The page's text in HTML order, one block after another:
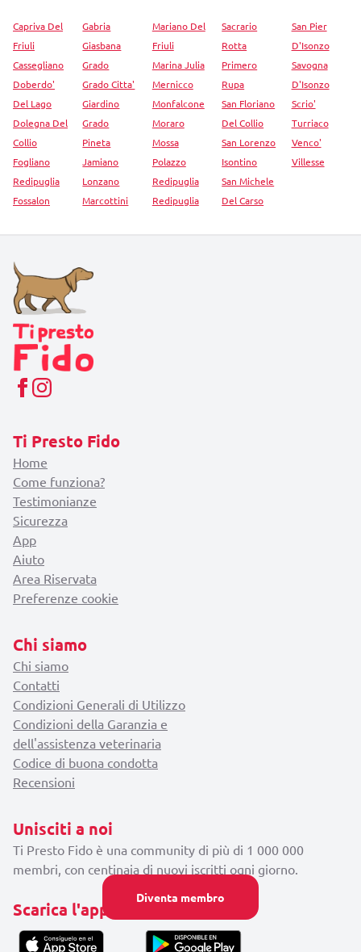
Diventa membro
Capriva Del
Friuli
Cassegliano
Doberdo'
Del Lago
Dolegna Del
Collio
Fogliano
Redipuglia
Fossalon
Gabria
Giasbana
Grado
Grado Citta'
Giardino
Grado
Pineta
Jamiano
Lonzano
Marcottini
Mariano Del
Friuli
Marina Julia
Mernicco
Monfalcone
Moraro
Mossa
Polazzo
Redipuglia
Redipuglia
Sacrario
Rotta
Primero
Rupa
San Floriano
Del Collio
San Lorenzo
Isontino
San Michele
Del Carso
San Pier
D'Isonzo
Savogna
D'Isonzo
Scrio'
Turriaco
Venco'
Villesse
Ti Presto Fido
Home
Come funziona?
Testimonianze
Sicurezza
App
Aiuto
Area Riservata
Preferenze cookie
Chi siamo
Chi siamo
Contatti
Condizioni Generali di Utilizzo
Condizioni della Garanzia e
dell'assistenza veterinaria
Codice di buona condotta
Recensioni
Unisciti a noi
Ti Presto Fido è una community di più di 1 000 000
membri, con centinaia di nuovi iscritti ogni giorno.
Scarica l'applicazione